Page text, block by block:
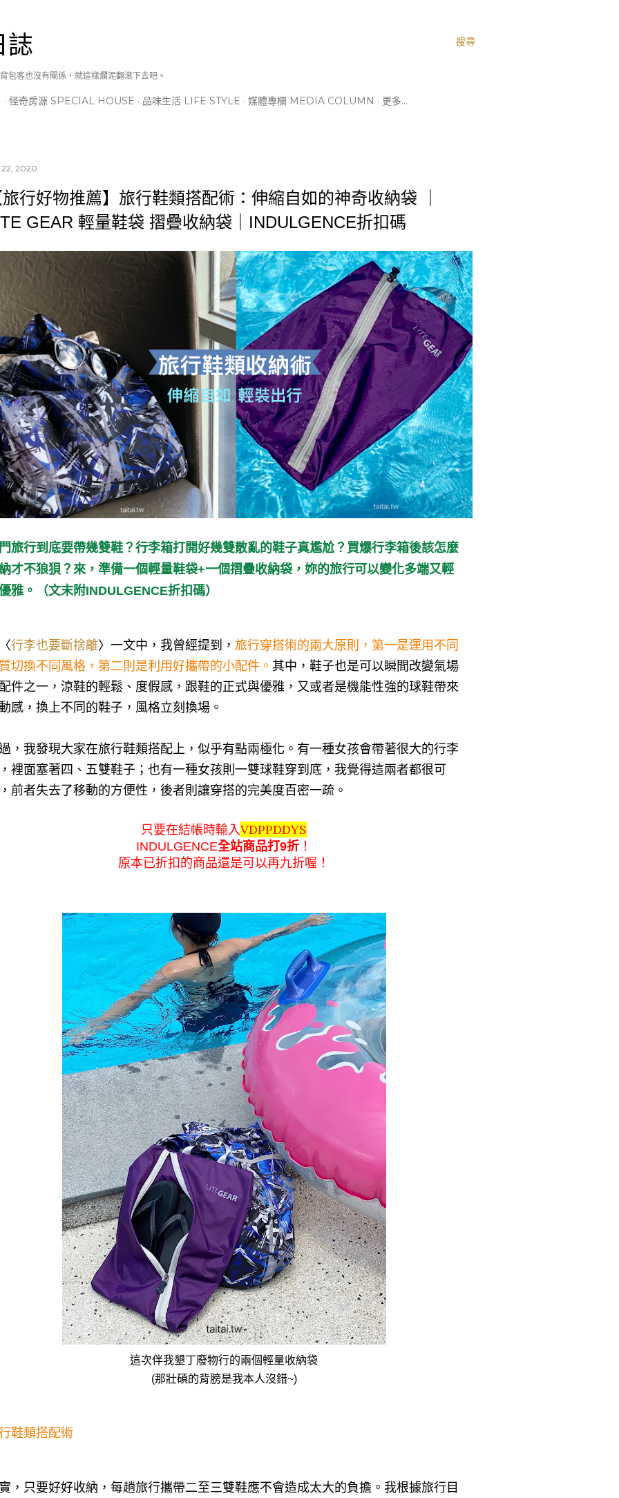
搜尋
誌
包客也沒有關係，就這樣爛泥翻滾下去吧。
怪奇房源 SPECIAL HOUSE 品味生活 LIFE STYLE 媒體專欄 MEDIA COLUMN 更多…
22, 2020
旅行好物推薦】旅行鞋類搭配術：伸縮自如的神奇收納袋 ｜
GEAR 輕量鞋袋 摺疊收納袋｜INDULGENCE折扣碼
旅行到底要帶幾雙鞋？行李箱打開好幾雙散亂的鞋子真尷尬？買爆行李箱後該怎麼
才不狼狽？來， 準備一個輕量鞋袋+一個摺疊收納袋，妳的旅行可以變化多端又輕
雅。（文末附INDULGENCE折扣碼）
行李也要斷捨離〉一文中，我曾經提到， 旅行穿搭術的兩大原則，第一是運用不同
切換不同風格，第二則是利用好攜帶的小配件。 其中，鞋子也是可以瞬間改變氣場
件之一，涼鞋的輕鬆、度假感，跟鞋的正式與優雅，又或者是機能性強的球鞋帶來
感，換上不同的鞋子，風格立刻換場。
，我發現大家在旅行鞋類搭配上，似乎有點兩極化。有一種女孩會帶著很大的行李
裡面塞著四、五雙鞋子；也有一種女孩則一雙球鞋穿到底，我覺得這兩者都很可
前者失去了移動的方便性，後者則讓穿搭的完美度百密一疏。
只要在結帳時輸入VDPPDDYS
INDULGENCE全站商品打9折 ！
原本已折扣的商品還是可以再九折喔！
這次伴我墾丁廢物行的兩個輕量收納袋
(那壯碩的背膀是我本人沒錯~)
鞋類搭配術
，只要好好收納，每趟旅行攜帶二至三雙鞋應不會造成太大的負擔。我根據旅行目